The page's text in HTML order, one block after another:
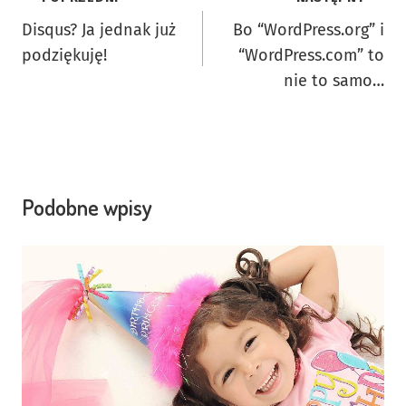
wpisu
Disqus? Ja jednak już
podziękuję!
Bo “WordPress.org” i
“WordPress.com” to
nie to samo…
Podobne wpisy